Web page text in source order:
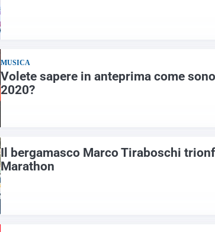
MUSICA
Volete sapere in anteprima come
2020?
Il bergamasco Marco Tiraboschi
Marathon